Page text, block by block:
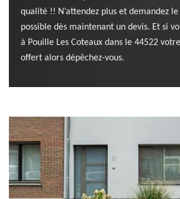
qualité !! N’attendez plus et demandez
possible dès maintenant un devis. Et si
à Pouille Les Coteaux dans le 44522
offert alors dépêchez-vous.